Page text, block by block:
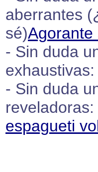
aberrantes
sé)Agorante
- Sin duda
exhaustivas:
- Sin duda
reveladoras:
espagueti